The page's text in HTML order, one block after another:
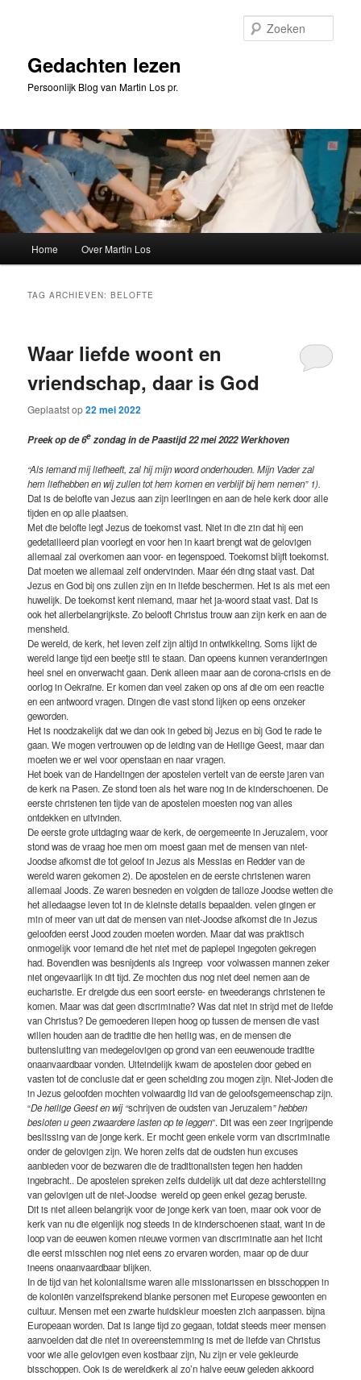
Gedachten lezen
Persoonlijk Blog van Martin Los pr.
Home Over Martin Los
TAG ARCHIEVEN:BELOFTE
Waar liefde woont en
vriendschap, daar is God
Geplaatst op22 mei 2022
Preek op de 6ezondag in de Paastijd 22 mei 2022 Werkhoven
“Als iemand mij liefheeft, zal hij mijn woord onderhouden. Mijn Vader zal
hem liefhebben en wij zullen tot hem komen en verblijf bij hem nemen” 1).
Dat is de belofte van Jezus aan zijn leerlingen en aan de hele kerk door alle
tijden en op alle plaatsen.
Met die belofte legt Jezus de toekomst vast. Niet in die zin dat hij een
gedetailleerd plan voorlegt en voor hen in kaart brengt wat de gelovigen
allemaal zal overkomen aan voor- en tegenspoed. Toekomst blijft toekomst.
Dat moeten we allemaal zelf ondervinden. Maar één ding staat vast. Dat
Jezus en God bij ons zullen zijn en in liefde beschermen. Het is als met een
huwelijk. De toekomst kent niemand, maar het ja-woord staat vast. Dat is
ook het allerbelangrijkste. Zo belooft Christus trouw aan zijn kerk en aan de
mensheid.
De wereld, de kerk, het leven zelf zijn altijd in ontwikkeling. Soms lijkt de
wereld lange tijd een beetje stil te staan. Dan opeens kunnen veranderingen
heel snel en onverwacht gaan. Denk alleen maar aan de corona-crisis en de
oorlog in Oekraïne. Er komen dan veel zaken op ons af die om een reactie
en een antwoord vragen. Dingen die vast stond lijken op eens onzeker
geworden.
Het is noodzakelijk dat we dan ook in gebed bij Jezus en bij God te rade te
gaan. We mogen vertrouwen op de leiding van de Heilige Geest, maar dan
moeten we er wel voor openstaan en naar vragen.
Het boek van de Handelingen der apostelen vertelt van de eerste jaren van
de kerk na Pasen. Ze stond toen als het ware nog in de kinderschoenen. De
eerste christenen ten tijde van de apostelen moesten nog van alles
ontdekken en uitvinden.
De eerste grote uitdaging waar de kerk, de oergemeente in Jeruzalem, voor
stond was de vraag hoe men om moest gaan met de mensen van niet-
Joodse afkomst die tot geloof in Jezus als Messias en Redder van de
wereld waren gekomen 2). De apostelen en de eerste christenen waren
allemaal Joods. Ze waren besneden en volgden de talloze Joodse wetten die
het alledaagse leven tot in de kleinste details bepaalden. velen gingen er
min of meer van uit dat de mensen van niet-Joodse afkomst die in Jezus
geloofden eerst Jood zouden moeten worden. Maar dat was praktisch
onmogelijk voor iemand die het niet met de paplepel ingegoten gekregen
had. Bovendien was besnijdenis als ingreep voor volwassen mannen zeker
niet ongevaarlijk in dit tijd. Ze mochten dus nog niet deel nemen aan de
eucharistie. Er dreigde dus een soort eerste- en tweederangs christenen te
komen. Maar was dat geen discriminatie? Was dat niet in strijd met de liefde
van Christus? De gemoederen liepen hoog op tussen de mensen die vast
willen houden aan de traditie die hen heilig was, en de mensen die
buitensluiting van medegelovigen op grond van een eeuwenoude traditie
onaanvaardbaar vonden. Uiteindelijk kwam de apostelen door gebed en
vasten tot de conclusie dat er geen scheiding zou mogen zijn. Niet-Joden die
in Jezus geloofden mochten volwaardig lid van de geloofsgemeenschap zijn.
“De heilige Geest en wij “schrijven de oudsten van Jeruzalem” hebben
besloten u geen zwaardere lasten op te leggen”. Dit was een zeer ingrijpende
beslissing van de jonge kerk. Er mocht geen enkele vorm van discriminatie
onder de gelovigen zijn. We horen zelfs dat de oudsten hun excuses
aanbieden voor de bezwaren die de traditionalisten tegen hen hadden
ingebracht.. De apostelen spreken zelfs duidelijk uit dat deze achterstelling
van gelovigen uit de niet-Joodse wereld op geen enkel gezag beruste.
Dit is niet alleen belangrijk voor de jonge kerk van toen, maar ook voor de
kerk van nu die eigenlijk nog steeds in de kinderschoenen staat, want in de
loop van de eeuwen komen nieuwe vormen van discriminatie aan het licht
die eerst misschien nog niet eens zo ervaren worden, maar op de duur
ineens onaanvaardbaar blijken.
In de tijd van het kolonialisme waren alle missionarissen en bisschoppen in
de koloniën vanzelfsprekend blanke personen met Europese gewoonten en
cultuur. Mensen met een zwarte huidskleur moesten zich aanpassen. bijna
Europeaan worden. Dat is lange tijd zo gegaan, totdat steeds meer mensen
aanvoelden dat die niet in overeenstemming is met de liefde van Christus
voor wie alle gelovigen even kostbaar zijn, Nu zijn er vele gekleurde
bisschoppen. Ook is de wereldkerk al zo’n halve eeuw geleden akkoord